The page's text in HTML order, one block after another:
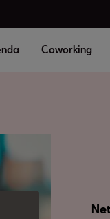
Coworking